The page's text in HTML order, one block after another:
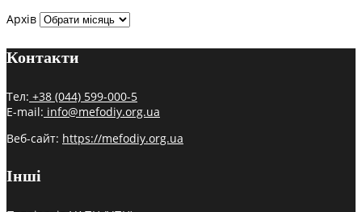
Архів
Контакти
Тел: +38 (044) 599-000-5
E-mail: info@mefodiy.org.ua
Веб-сайт: https://mefodiy.org.ua
Інші